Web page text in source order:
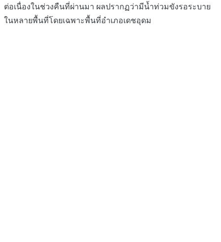
ต่อเนื่องในช่วงคืนที่ผ่านมา ผลปรากฏว่ามีน้ำท่วมขังรอระบาย
ในหลายพื้นที่โดยเฉพาะพื้นที่อำเภอเดชอุดม